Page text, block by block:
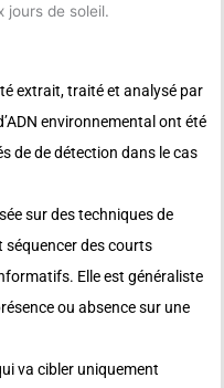
jours de soleil.
extrait, traité et analysé par
environnemental ont été
de de détection dans le cas
sur des techniques de
séquencer des courts
Elle est généraliste
ou absence sur une
va cibler uniquement